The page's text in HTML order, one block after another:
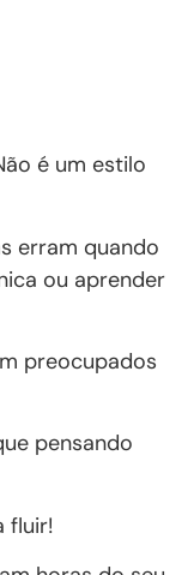
é um estilo
erram quando
ou aprender
preocupados
pensando
fluir!